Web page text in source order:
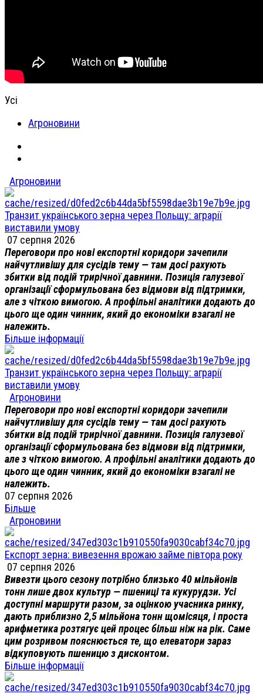
Усі
Агроновини
Агроновини
Транзит українського зерна через Польщу: аграрії
виставили умову
07 серпня 2026
Переговори про нові експортні коридори зачепили
найчутливішу для сусідів тему — там досі рахують
збитки від подій трирічної давнини. Позиція галузевої
організації сформульована без відмови від підтримки,
але з чіткою вимогою. А профільні аналітики додають до
цього ще один чинник, який до економіки взагалі не
належить.
Більше інформації
Транзит українського зерна через Польщу: аграрії
виставили умову
Агроновини
Переговори про нові експортні коридори зачепили
найчутливішу для сусідів тему — там досі рахують
збитки від подій трирічної давнини. Позиція галузевої
організації сформульована без відмови від підтримки,
але з чіткою вимогою. А профільні аналітики додають до
цього ще один чинник, який до економіки взагалі не
належить.
07 серпня 2026
Більше
Агроновини
Експорт зерна: вивезення врожаю займе півтора року
07 серпня 2026
Вивезти цього сезону потрібно близько 40 мільйонів
тонн лише двох культур — пшениці та кукурудзи. Усі
доступні маршрути разом, за оцінкою учасника ринку,
дають приблизно 2,5 мільйона тонн щомісяця, і проста
арифметика розтягує цей процес більш ніж на рік. Саме
цим розривом пояснюється те, що елеватори зараз
відкуповують пшеницю з дисконтом.
Більше інформації